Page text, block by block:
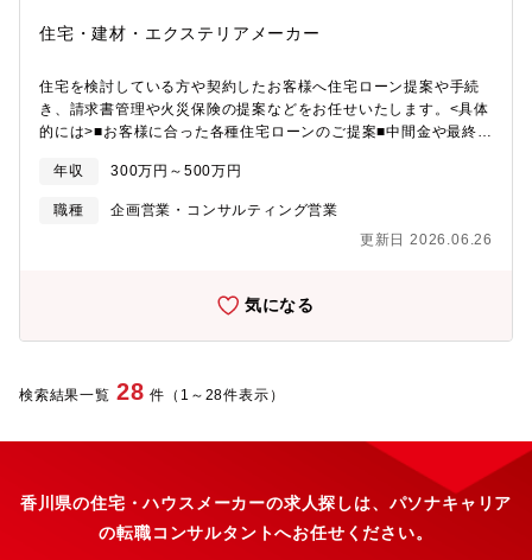
住宅・建材・エクステリアメーカー
住宅を検討している方や契約したお客様へ住宅ローン提案や手続
き、請求書管理や火災保険の提案などをお任せいたします。<具体
的には>■お客様に合った各種住宅ローンのご提案■中間金や最終金
の手続き■契約書管理<入社後の流れ>1か月まで:初期研修(パソコ
ン入力方法・商品内容・事務作業)2～6か月 :現場でOJT・先輩に
同行慣れるまでは、先輩社員が同席します。経験が浅い方も安心
年収 300万円～500万円
職種
企画営業・コンサルティング営業
更新日 2026.06.26
気になる
検索結果一覧 28 件（1～28件表示）
香川県の住宅・ハウスメーカーの求人探しは、パソナキャリア
の転職コンサルタントへお任せください。